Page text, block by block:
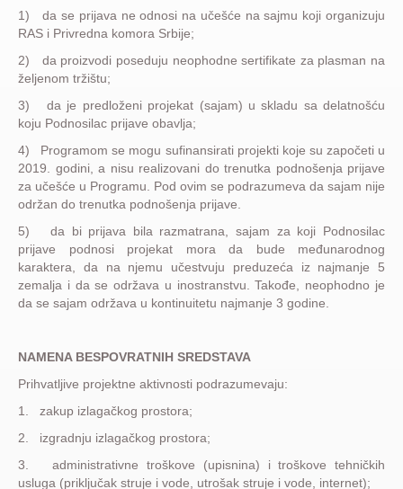
1) da se prijava ne odnosi na učešće na sajmu koji organizuju
RAS i Privredna komora Srbije;
2) da proizvodi poseduju neophodne sertifikate za plasman na
željenom tržištu;
3) da je predloženi projekat (sajam) u skladu sa delatnošću
koju Podnosilac prijave obavlja;
4) Programom se mogu sufinansirati projekti koje su započeti u
2019. godini, a nisu realizovani do trenutka podnošenja prijave
za učešće u Programu. Pod ovim se podrazumeva da sajam nije
održan do trenutka podnošenja prijave.
5) da bi prijava bila razmatrana, sajam za koji Podnosilac
prijave podnosi projekat mora da bude međunarodnog
karaktera, da na njemu učestvuju preduzeća iz najmanje 5
zemalja i da se održava u inostranstvu. Takođe, neophodno je
da se sajam održava u kontinuitetu najmanje 3 godine.
NAMENA BESPOVRATNIH SREDSTAVA
Prihvatljive projektne aktivnosti podrazumevaju:
1. zakup izlagačkog prostora;
2. izgradnju izlagačkog prostora;
3. administrativne troškove (upisnina) i troškove tehničkih
usluga (priključak struje i vode, utrošak struje i vode, internet);